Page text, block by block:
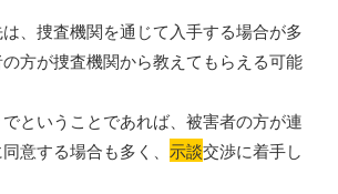
、捜査機関を通じて入手する場合が多
方が捜査機関から教えてもらえる可能
ということであれば、被害者の方が連
意する場合も多く、示談交渉に着手し